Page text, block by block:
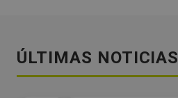
ÚLTIMAS NOTICIAS